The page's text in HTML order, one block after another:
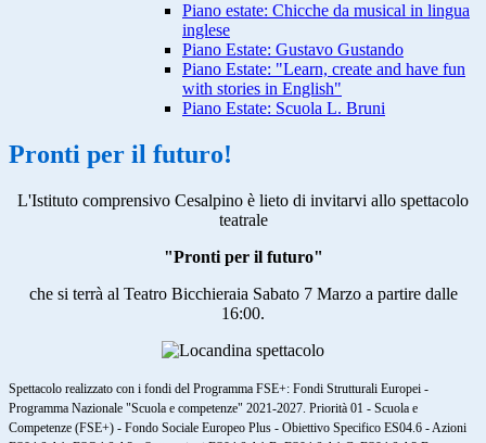
Piano estate: Chicche da musical in lingua
inglese
Piano Estate: Gustavo Gustando
Piano Estate: "Learn, create and have fun
with stories in English"
Piano Estate: Scuola L. Bruni
Pronti per il futuro!
L'Istituto comprensivo Cesalpino è lieto di invitarvi allo spettacolo
teatrale
"Pronti per il futuro"
che si terrà al Teatro Bicchieraia Sabato 7 Marzo a partire dalle
16:00.
Spettacolo realizzato con i fondi del Programma FSE+: Fondi Strutturali Europei -
Programma Nazionale "Scuola e competenze" 2021-2027. Priorità 01 - Scuola e
Competenze (FSE+) - Fondo Sociale Europeo Plus - Obiettivo Specifico ES04.6 - Azioni